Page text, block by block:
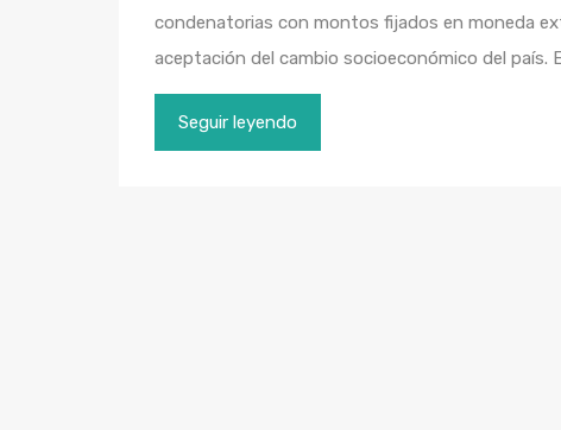
condenatorias con montos fijados en moneda
aceptación del cambio socioeconómico del país.
Seguir leyendo